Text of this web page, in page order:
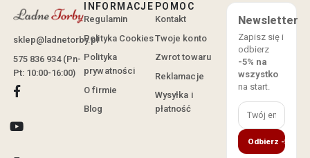
sklep@ladnetorby.pl
575 836 934 (Pn-
Pt: 10:00-16:00)
INFORMACJE
Regulamin
Polityka Cookies
Polityka
prywatności
O firmie
Blog
POMOC
Kontakt
Twoje konto
Zwrot towaru
Reklamacje
Wysyłka i
płatność
Newsletter
Zapisz się i
odbierz
-5% na
wszystko
na start.
Odbierz -5%